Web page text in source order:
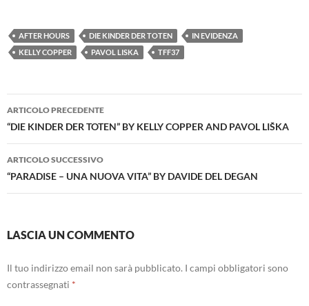
AFTER HOURS DIE KINDER DER TOTEN
IN EVIDENZA
KELLY COPPER
PAVOL LISKA TFF37
Navigazione
articolo
ARTICOLO PRECEDENTE
“DIE KINDER DER TOTEN” BY KELLY COPPER AND PAVOL LIŠKA
ARTICOLO SUCCESSIVO
“PARADISE – UNA NUOVA VITA” BY DAVIDE DEL DEGAN
LASCIA UN COMMENTO
Il tuo indirizzo email non sarà pubblicato. I campi obbligatori sono
contrassegnati *